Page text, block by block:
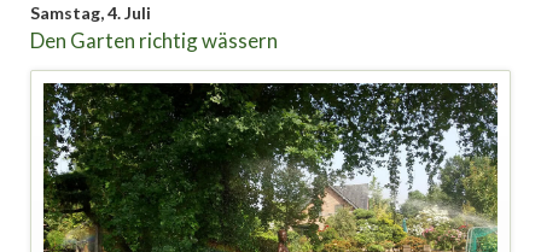
Samstag,4. Juli
Den Garten richtig wässern